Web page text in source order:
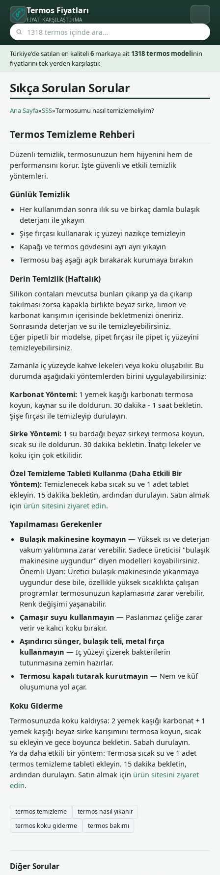
Termos Fiyatları
FIYAT KARŞILAŞTIRMA
Türkiye'de satılan en kaliteli6 markaya ait 1318 termos modelinin
fiyatlarını tek yerden karşılaştır.
Sıkça Sorulan Sorular
Ana Sayfa»SSS»Termosumu nasıl temizlemeliyim?
Termos Temizleme Rehberi
Düzenli temizlik, termosunuzun hem hijyenini hem de
performansını korur. İşte güvenli ve etkili temizlik
yöntemleri.
Günlük Temizlik
Her kullanımdan sonra ılık su ve birkaç damla bulaşık
deterjanı ile yıkayın
Şişe fırçası kullanarak iç yüzeyi nazikçe temizleyin
Kapağı ve termos gövdesini ayrı ayrı yıkayın
Termosu baş aşağı açık bırakarak kurumaya bırakın
Derin Temizlik (Haftalık)
Silikon contaları mevcutsa bunları çıkarıp ya da çıkarıp
takılması zorsa kapakla birlikte beyaz sirke, limon ve
karbonat karışımın içerisinde bekletmenizi öneririz.
Sonrasında deterjan ve su ile temizleyebilirsiniz.
Eğer pipetli bir modelse, pipet fırçası ile pipet iç yüzeyini
temizleyebilirsiniz.
Zamanla iç yüzeyde kahve lekeleri veya koku oluşabilir. Bu
durumda aşağıdaki yöntemlerden birini uygulayabilirsiniz:
Karbonat Yöntemi: 1 yemek kaşığı karbonatı termosa
koyun, kaynar su ile doldurun. 30 dakika - 1 saat bekletin.
Şişe fırçası ile temizleyip durulayın.
Sirke Yöntemi: 1 su bardağı beyaz sirkeyi termosa koyun,
sıcak su ile doldurun. 30 dakika bekletin. İnatçı lekeler ve
koku için çok etkilidir.
Özel Temizleme Tableti Kullanma (Daha Etkili Bir
Yöntem): Temizlenecek kaba sıcak su ve 1 adet tablet
ekleyin. 15 dakika bekletin, ardından durulayın. Satın almak
için ürün sitesini ziyaret edin.
Yapılmaması Gerekenler
Bulaşık makinesine koymayın — Yüksek ısı ve deterjan
vakum yalıtımına zarar verebilir. Sadece üreticisi "bulaşık
makinesine uygundur" diyen modelleri koyabilirsiniz.
Önemli Uyarı: Üretici bulaşık makinesinde yıkanmaya
uygundur dese bile, özellikle yüksek sıcaklıkta çalışan
programlar termosunuzun kaplamasına zarar verebilir.
Renk değişimi yaşanabilir.
Çamaşır suyu kullanmayın — Paslanmaz çeliğe zarar
verir ve kalıcı koku bırakır.
Aşındırıcı sünger, bulaşık teli, metal fırça
kullanmayın — İç yüzeyi çizerek bakterilerin
tutunmasına zemin hazırlar.
Termosu kapalı tutarak kurutmayın — Nem ve küf
oluşumuna yol açar.
Koku Giderme
Termosunuzda koku kaldıysa: 2 yemek kaşığı karbonat + 1
yemek kaşığı beyaz sirke karışımını termosa koyun, sıcak
su ekleyin ve gece boyunca bekletin. Sabah durulayın.
Ya da daha etkili bir yöntem: Termosa sıcak su ve 1 adet
termos temizleme tableti ekleyin. 15 dakika bekletin,
ardından durulayın. Satın almak için ürün sitesini ziyaret
edin.
termos temizleme
termos nasıl yıkanır
termos koku giderme
termos bakımı
Diğer Sorular